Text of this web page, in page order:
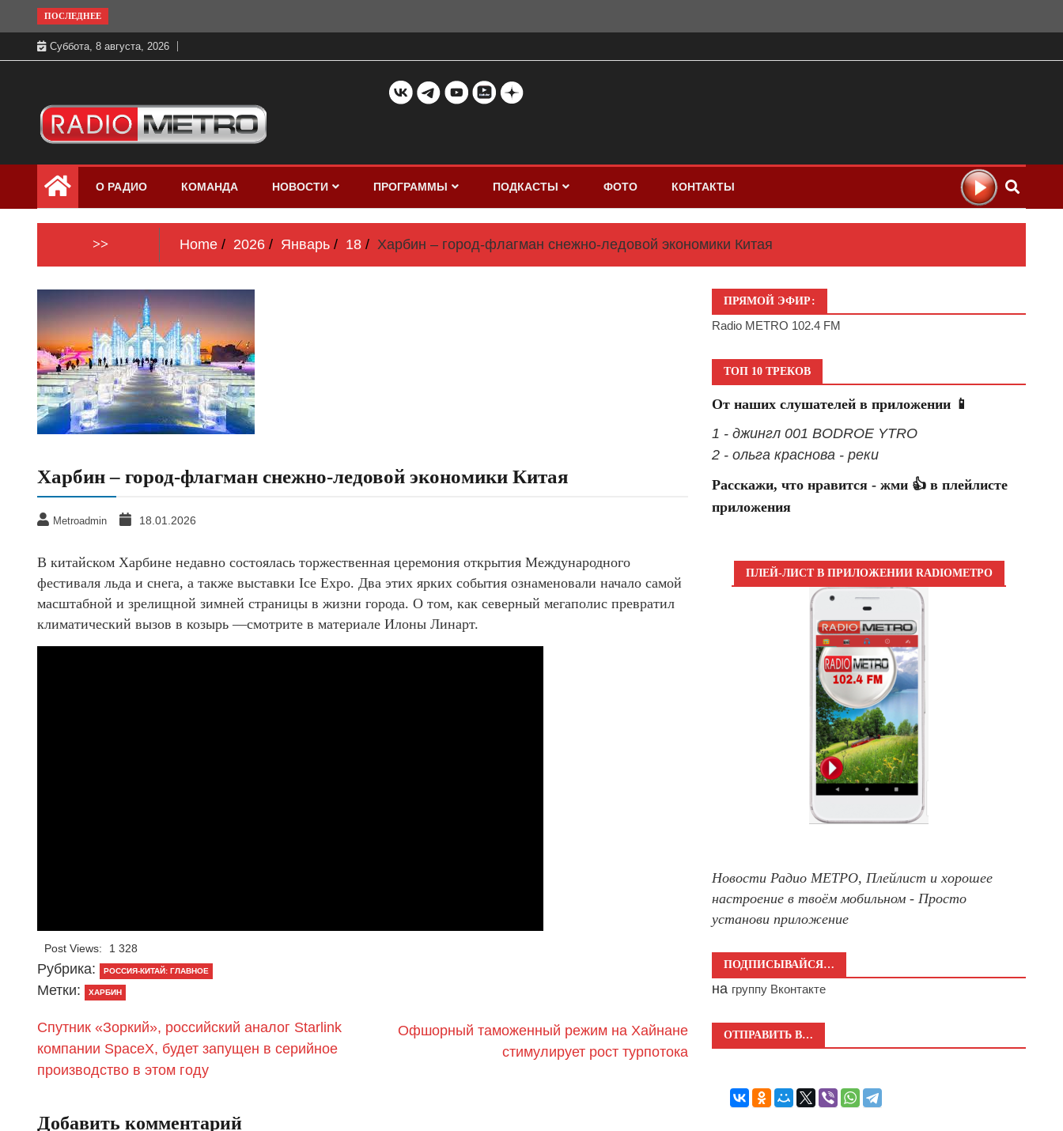
to
content
ПОСЛЕДНЕЕ
Суббота, 8 августа, 2026
Радио МЕТРО
бесплатно в хорошем качестве Санкт-
Петербург и Россия
О РАДИО КОМАНДА НОВОСТИ ПРОГРАММЫ ПОДКАСТЫ ФОТО КОНТАКТЫ
>> Home 2026 Январь 18 Харбин – город-флагман снежно-ледовой экономики Китая
Харбин – город-флагман снежно-ледовой экономики Китая
Metroadmin 18.01.2026
В китайском Харбине недавно состоялась торжественная церемония открытия Международного
фестиваля льда и снега, а также выставки Ice Expo. Два этих ярких события ознаменовали начало самой
масштабной и зрелищной зимней страницы в жизни города. О том, как северный мегаполис превратил
климатический вызов в козырь —смотрите в материале Илоны Линарт.
Post Views: 1 328
Рубрика: РОССИЯ-КИТАЙ: ГЛАВНОЕ
Метки: ХАРБИН
Спутник «Зоркий», российский аналог Starlink
компании SpaceX, будет запущен в серийное
производство в этом году
Офшорный таможенный режим на Хайнане
стимулирует рост турпотока
Добавить комментарий
ПРЯМОЙ ЭФИР:
Radio METRO 102.4 FM
ТОП 10 ТРЕКОВ
От наших слушателей в приложении 📱
1 - джингл 001 BODROE YTRO
2 - ольга краснова - реки
Расскажи, что нравится - жми 👍 в плейлисте
приложения
ПЛЕЙ-ЛИСТ В ПРИЛОЖЕНИИ RADIOМЕТРО
Новости Радио МЕТРО, Плейлист и хорошее
настроение в твоём мобильном - Просто
установи приложение
ПОДПИСЫВАЙСЯ…
на группу Вконтакте
ОТПРАВИТЬ В…